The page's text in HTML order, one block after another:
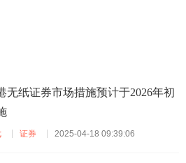
无纸证券市场措施预计于2026年初
证券 2025-04-18 09:39:06